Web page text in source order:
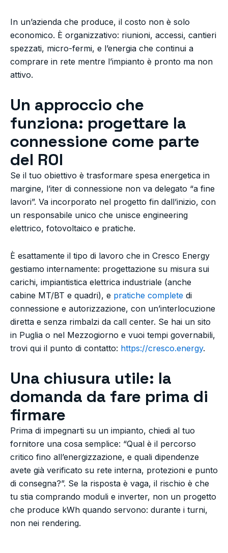
In un’azienda che produce, il costo non è solo
economico. È organizzativo: riunioni, accessi, cantieri
spezzati, micro-fermi, e l’energia che continui a
comprare in rete mentre l’impianto è pronto ma non
attivo.
Un approccio che
funziona: progettare la
connessione come parte
del ROI
Se il tuo obiettivo è trasformare spesa energetica in
margine, l’iter di connessione non va delegato “a fine
lavori”. Va incorporato nel progetto fin dall’inizio, con
un responsabile unico che unisce engineering
elettrico, fotovoltaico e pratiche.
È esattamente il tipo di lavoro che in Cresco Energy
gestiamo internamente: progettazione su misura sui
carichi, impiantistica elettrica industriale (anche
cabine MT/BT e quadri), e pratiche complete di
connessione e autorizzazione, con un’interlocuzione
diretta e senza rimbalzi da call center. Se hai un sito
in Puglia o nel Mezzogiorno e vuoi tempi governabili,
trovi qui il punto di contatto: https://cresco.energy.
Una chiusura utile: la
domanda da fare prima di
firmare
Prima di impegnarti su un impianto, chiedi al tuo
fornitore una cosa semplice: “Qual è il percorso
critico fino all’energizzazione, e quali dipendenze
avete già verificato su rete interna, protezioni e punto
di consegna?”. Se la risposta è vaga, il rischio è che
tu stia comprando moduli e inverter, non un progetto
che produce kWh quando servono: durante i turni,
non nei rendering.